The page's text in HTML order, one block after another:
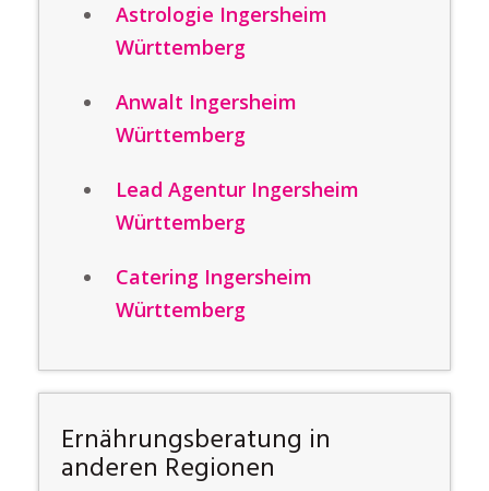
Astrologie Ingersheim
Württemberg
Anwalt Ingersheim
Württemberg
Lead Agentur Ingersheim
Württemberg
Catering Ingersheim
Württemberg
Ernährungsberatung in
anderen Regionen